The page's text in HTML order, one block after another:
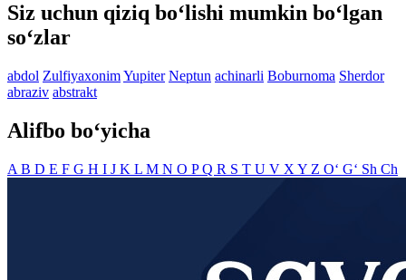
Siz uchun qiziq bo‘lishi mumkin bo‘lgan
so‘zlar
abdol ZulfiyaxonimYupiter Neptun achinarli Boburnoma Sherdor
abraziv abstrakt
Alifbo bo‘yicha
A B D E F G H I J K L M N O PQ R S T U V X Y Z O‘ G‘ Sh Ch